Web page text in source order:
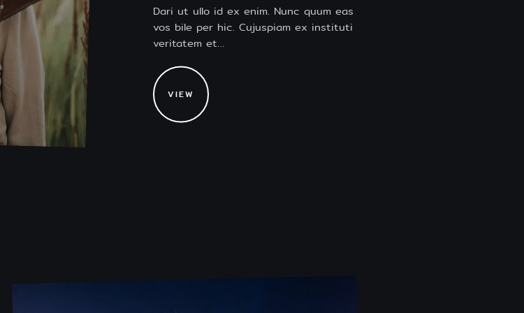
Dari ut ullo id ex enim. Nunc quum eas
vos bile per hic. Cujuspiam ex instituti
veritatem et…
VIEW